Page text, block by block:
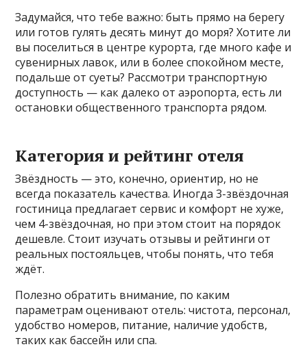
Задумайся, что тебе важно: быть прямо на берегу
или готов гулять десять минут до моря? Хотите ли
вы поселиться в центре курорта, где много кафе и
сувенирных лавок, или в более спокойном месте,
подальше от суеты? Рассмотри транспортную
доступность — как далеко от аэропорта, есть ли
остановки общественного транспорта рядом.
Категория и рейтинг отеля
Звёздность — это, конечно, ориентир, но не
всегда показатель качества. Иногда 3-звёздочная
гостиница предлагает сервис и комфорт не хуже,
чем 4-звёздочная, но при этом стоит на порядок
дешевле. Стоит изучать отзывы и рейтинги от
реальных постояльцев, чтобы понять, что тебя
ждёт.
Полезно обратить внимание, по каким
параметрам оценивают отель: чистота, персонал,
удобство номеров, питание, наличие удобств,
таких как бассейн или спа.